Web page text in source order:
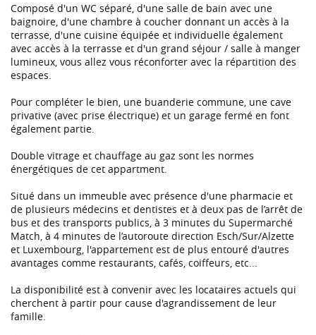
Composé d'un WC séparé, d'une salle de bain avec une
baignoire, d'une chambre à coucher donnant un accès à la
terrasse, d'une cuisine équipée et individuelle également
avec accès à la terrasse et d'un grand séjour / salle à manger
lumineux, vous allez vous réconforter avec la répartition des
espaces.
Pour compléter le bien, une buanderie commune, une cave
privative (avec prise électrique) et un garage fermé en font
également partie.
Double vitrage et chauffage au gaz sont les normes
énergétiques de cet appartment.
Situé dans un immeuble avec présence d'une pharmacie et
de plusieurs médecins et dentistes et à deux pas de l’arrêt de
bus et des transports publics, à 3 minutes du Supermarché
Match, à 4 minutes de l’autoroute direction Esch/Sur/Alzette
et Luxembourg, l'appartement est de plus entouré d'autres
avantages comme restaurants, cafés, coiffeurs, etc...
La disponibilité est à convenir avec les locataires actuels qui
cherchent à partir pour cause d'agrandissement de leur
famille.